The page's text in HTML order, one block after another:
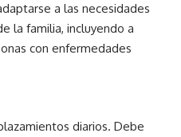
a las necesidades
la familia, incluyendo a
con enfermedades
diarios. Debe